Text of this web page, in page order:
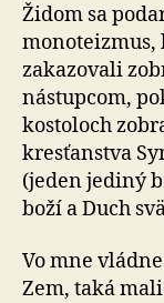
Židom sa
monoteizmus,
zakazovali
nástupcom,
kostoloch
kresťanstva
(jeden jediný
boží a Duch
Vo mne
Zem, taká